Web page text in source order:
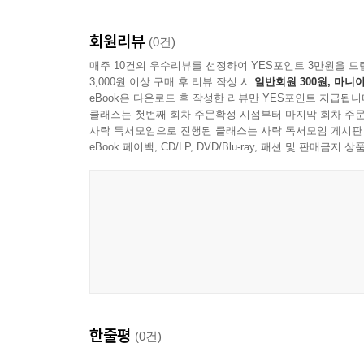
13. 교과서에는 나오지 않는 나폴레옹 시대 이야기
14. 일본과 동등한 대함 타격체계를 구축한다?!
회원리뷰 (0건)
매주 10건의 우수리뷰를 선정하여 YES포인트 3만원을 드
3,000원 이상 구매 후 리뷰 작성 시 일반회원 300원, 마니
eBook은 다운로드 후 작성한 리뷰만 YES포인트 지급됩니
클래스는 첫번째 회차 주문확정 시점부터 마지막 회차 주
사락 독서모임으로 진행된 클래스는 사락 독서모임 게시
eBook 페이백, CD/LP, DVD/Blu-ray, 패션 및 판매금지 상
한줄평 (0건)